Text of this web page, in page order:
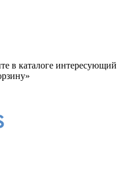
в каталоге интересующий